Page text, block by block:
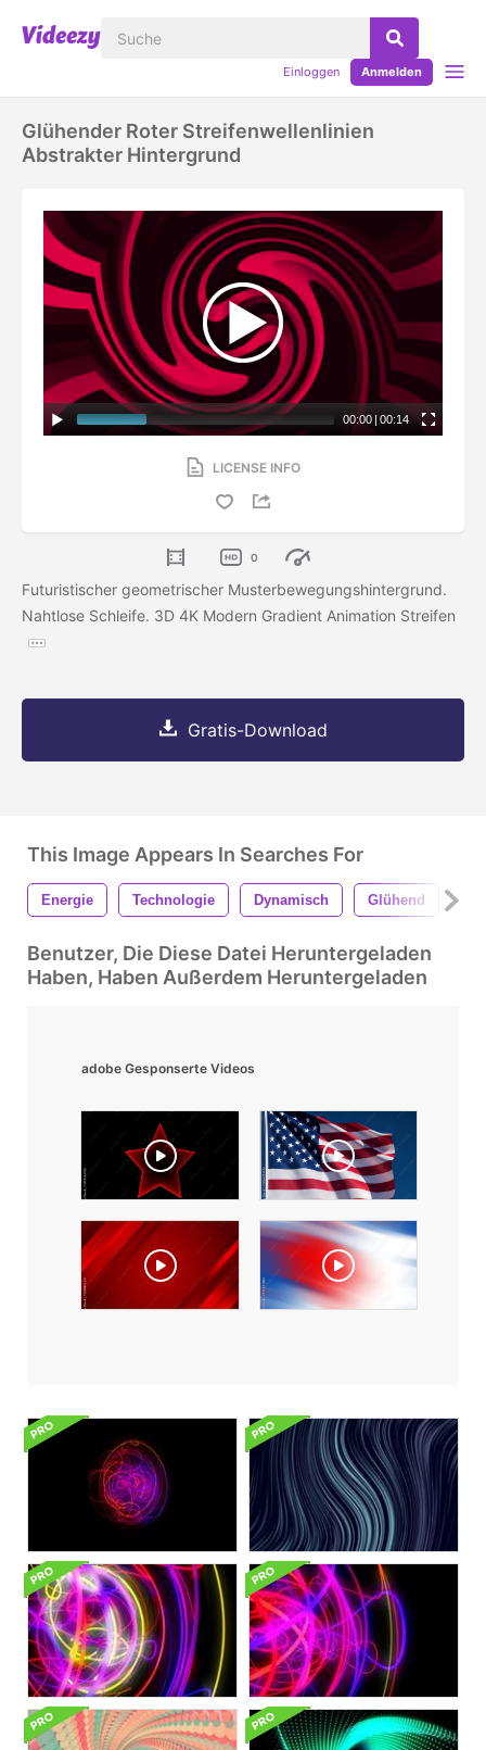
Einloggen Anmelden
Glühender Roter Streifenwellenlinien
Abstrakter Hintergrund
00:00 | 00:14
LICENSE INFO
0
Futuristischer geometrischer Musterbewegungshintergrund.
Nahtlose Schleife. 3D 4K Modern Gradient Animation Streifen
Gratis-Download
This Image Appears In Searches For
Energie Technologie Dynamisch Glühend
Benutzer, Die Diese Datei Heruntergeladen
Haben, Haben Außerdem Heruntergeladen
adobe Gesponserte Videos